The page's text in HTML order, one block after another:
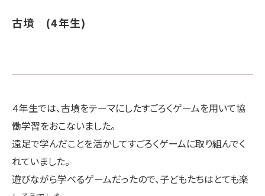
古墳 (4年生)
４年生では、古墳をテーマにしたすごろくゲームを用いて協
働学習をおこないました。
遠足で学んだことを活かしてすごろくゲームに取り組んでく
れていました。
遊びながら学べるゲームだったので、子どもたちはとても楽